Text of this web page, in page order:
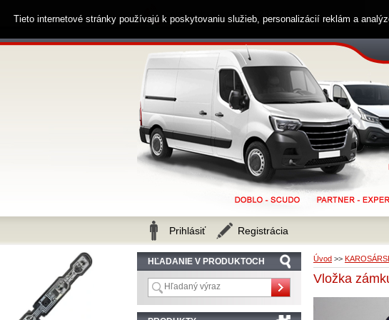
Úvod >>
Vložka
HĽADANIE V PRODUKTOCH
Zákaznícka linka 0914 238 482
Prihlásiť Registrácia
Tieto internetové stránky používajú k poskytovaniu služieb, personalizácií reklám a